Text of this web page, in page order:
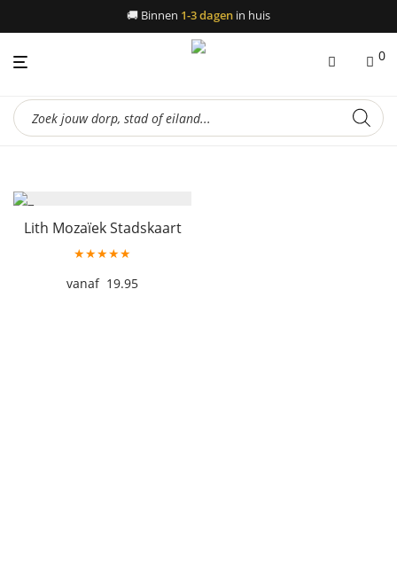
🚚 Binnen 1-3 dagen in huis
0
Producten
zoeken
Lith Mozaïek Stadskaart
★★★★★
19.95